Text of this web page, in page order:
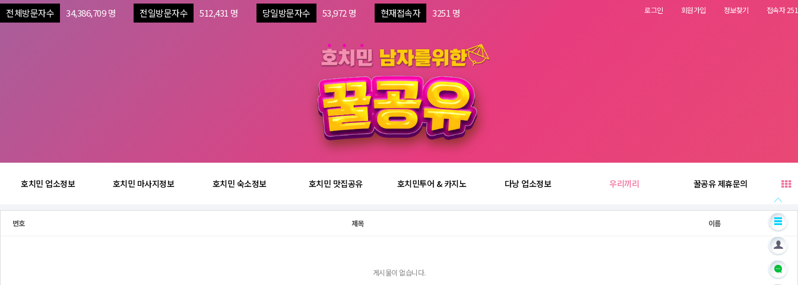
전체방문자수 34,386,709 명 전일방문자수 512,431 명 당일방문자수 53,972 명 현재접속자 3251 명 로그인 회원가입 정보찾기 접속자 251
호치민 업소정보 호치민 마사지정보 호치민 숙소정보 호치민 맛집공유 호치민투어 & 카지노 다낭 업소정보 우리끼리 꿀공유 제휴문의
번호 제목 이름 날짜
게시물이 없습니다.